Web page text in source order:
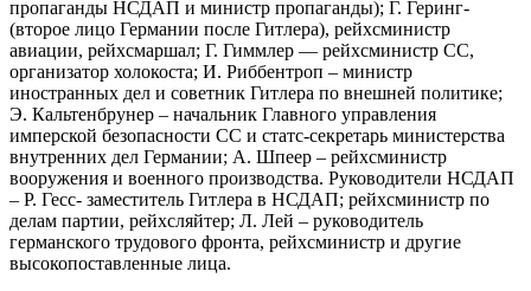
пропаганды НСДАП и министр пропаганды); Г. Геринг-
(второе лицо Германии после Гитлера), рейхсминистр
авиации, рейхсмаршал; Г. Гиммлер — рейхсминистр СС,
организатор холокоста; И. Риббентроп – министр
иностранных дел и советник Гитлера по внешней политике;
Э. Кальтенбрунер – начальник Главного управления
имперской безопасности СС и статс-секретарь министерства
внутренних дел Германии; А. Шпеер – рейхсминистр
вооружения и военного производства. Руководители НСДАП
– Р. Гесс- заместитель Гитлера в НСДАП; рейхсминистр по
делам партии, рейхсляйтер; Л. Лей – руководитель
германского трудового фронта, рейхсминистр и другие
высокопоставленные лица.